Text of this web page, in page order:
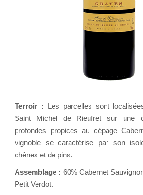
Terroir : Les parcelles sont
Saint Michel de Rieufret sur une
profondes propices au cépage
vignoble se caractérise par son
chênes et de pins.
Assemblage : 60% Cabernet
Petit Verdot.